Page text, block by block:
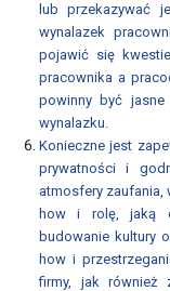
legislacji
Legislacji
Unii
Monitoring
Legislacji
Krajowej
lub przekazywać
wynalazek
pojawić się
pracownika a
powinny być
wynalazku.
Konieczne jest
prywatności i
atmosfery zaufania,
how i rolę, jaką
budowanie kultury
how i
firmy, jak również